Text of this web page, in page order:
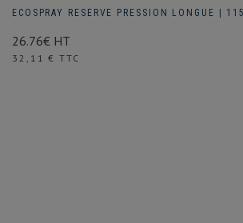
ECOSPRAY RESERVE PRESSION LONGUE |
26.76€ HT
Prix
32,11 € TTC